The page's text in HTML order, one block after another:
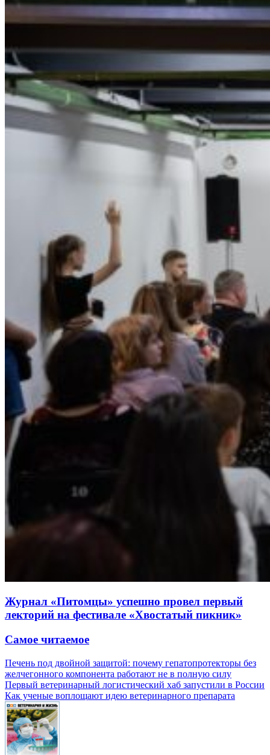
Журнал «Питомцы» успешно провел первый
лекторий на фестивале «Хвостатый пикник»
Самое читаемое
Печень под двойной защитой: почему гепатопротекторы без
желчегонного компонента работают не в полную силу
Первый ветеринарный логистический хаб запустили в России
Как ученые воплощают идею ветеринарного препарата